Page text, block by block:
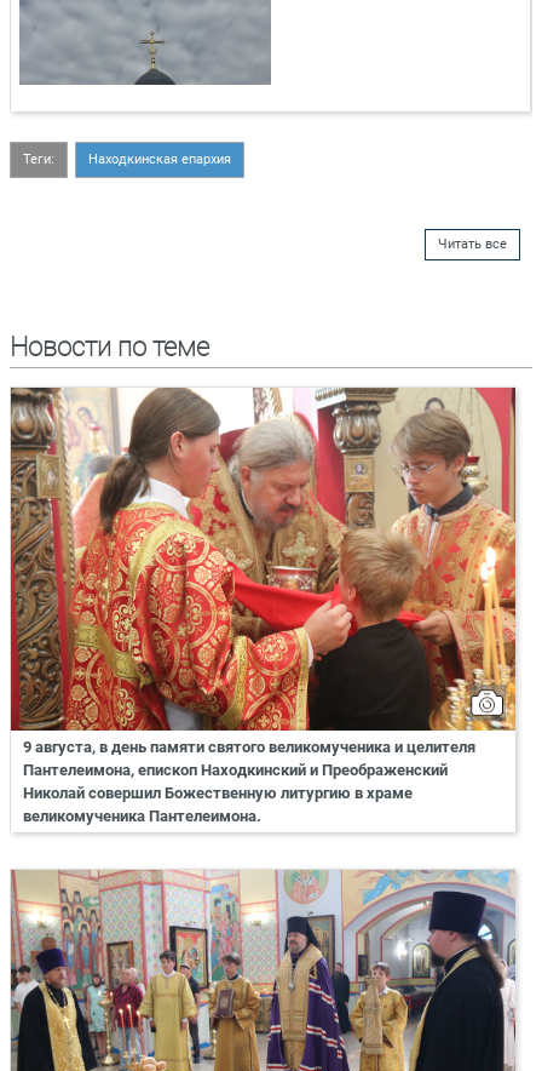
Теги: Находкинская епархия
Читать все
Новости по теме
9 августа, в день памяти святого великомученика и целителя
Пантелеимона, епископ Находкинский и Преображенский
Николай совершил Божественную литургию в храме
великомученика Пантелеимона.